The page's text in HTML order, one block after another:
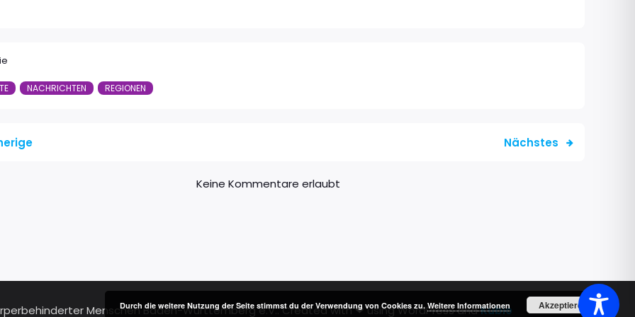
NACHRICHTEN REGIONEN
Nächstes
Keine Kommentare erlaubt
Menschen Baden-Württemberg e.V.. Created with ❤ using WordPress andKubio
Durch die weitere Nutzung der Seite stimmst du der Verwendung von Cookies zu.Weitere Informationen Akzeptieren